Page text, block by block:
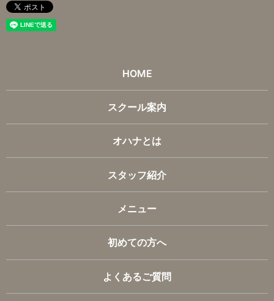
HOME
スクール案内
オハナとは
スタッフ紹介
メニュー
初めての方へ
よくあるご質問